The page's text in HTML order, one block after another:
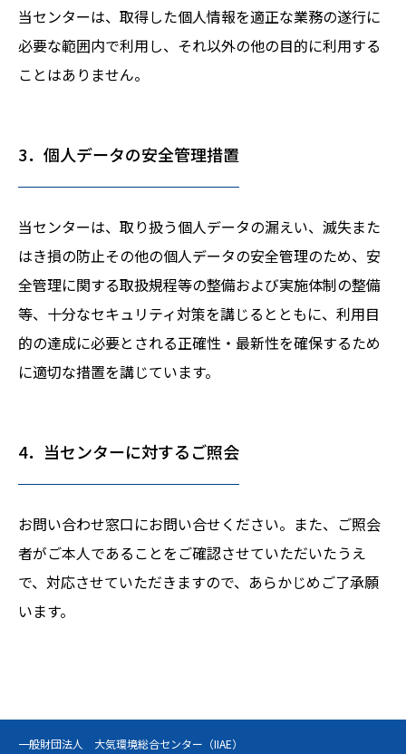
当センターは、取得した個人情報を適正な業務の遂行に
必要な範囲内で利用し、それ以外の他の目的に利用する
ことはありません。
3．個人データの安全管理措置
当センターは、取り扱う個人データの漏えい、滅失また
はき損の防止その他の個人データの安全管理のため、安
全管理に関する取扱規程等の整備および実施体制の整備
等、十分なセキュリティ対策を講じるとともに、利用目
的の達成に必要とされる正確性・最新性を確保するため
に適切な措置を講じています。
4．当センターに対するご照会
お問い合わせ窓口にお問い合せください。また、ご照会
者がご本人であることをご確認させていただいたうえ
で、対応させていただきますので、あらかじめご了承願
います。
一般財団法人 大気環境総合センター（IIAE）